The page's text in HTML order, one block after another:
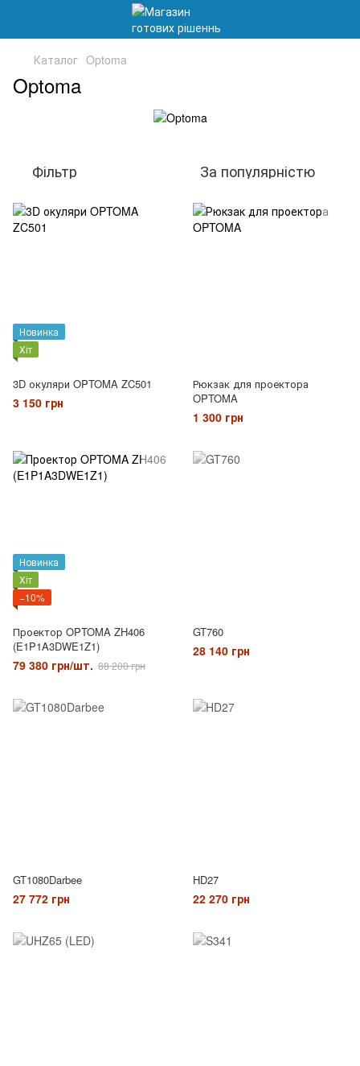
Каталог Optoma
Optoma
Фільтр За популярністю
Новинка
Хіт
3D окуляри OPTOMA ZC501
3 150 грн
Рюкзак для проектора
OPTOMA
1 300 грн
Новинка
Хіт
−10%
Проектор OPTOMA ZH406
(E1P1A3DWE1Z1)
79 380 грн/шт. 88 200 грн
GT760
28 140 грн
GT1080Darbee
27 772 грн
HD27
22 270 грн